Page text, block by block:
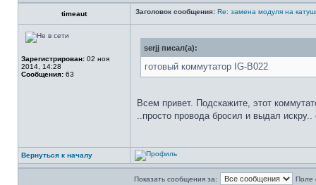
timeaut Заголовок сообщения: Re: замена модуля на
Зарегистрирован: 02 ноя
2014, 14:28
Сообщения: 63
serjj писал(а):
готовый коммутатор IG-B022
Всем привет. Подскажите, этот
..просто провода бросил и выдал
Вернуться к началу
Показать сообщения за: Поле